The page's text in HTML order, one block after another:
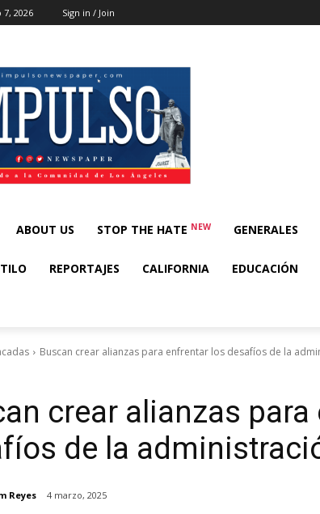
2026 Sign in / Join
ABOUT US STOP THE HATE NEW GENERALES
REPORTAJES CALIFORNIA EDUCACIÓN
Buscan crear alianzas para enfrentar los desafíos de la
crear alianzas
de la
Reyes 4 marzo, 2025